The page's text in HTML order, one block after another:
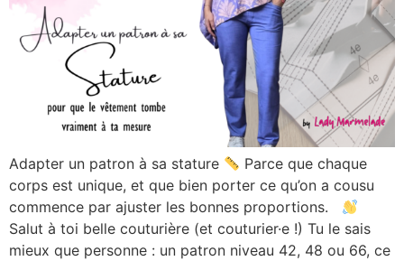
Adapter un patron à sa stature
Parce que chaque
corps est unique, et que bien porter ce qu’on a cousu
commence par ajuster les bonnes proportions.
Salut à toi belle couturière (et couturier·e !) Tu le sais
mieux que personne : un patron niveau 42, 48 ou 66, ce